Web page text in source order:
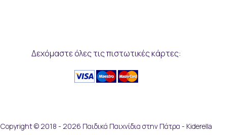
Δεχόμαστε όλες τις πιστωτικές κάρτες:
Copyright © 2018 - 2026 Παιδικά Παιχνίδια στην Πάτρα - Kiderella